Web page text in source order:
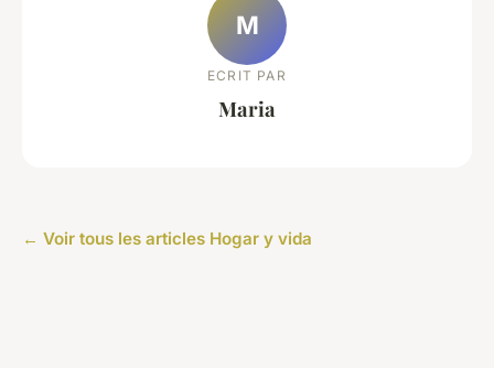
M
ECRIT PAR
Maria
← Voir tous les articles Hogar y vida